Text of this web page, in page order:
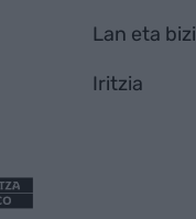
Lan eta bizi
Iritzia